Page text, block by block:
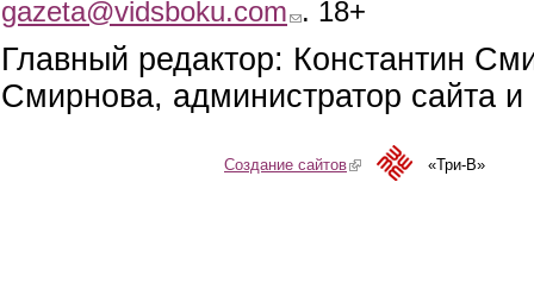
gazeta@vidsboku.com . 18+
Главный редактор: Константин
Смирнова, администратор сайта
Создание сайтов(link is external)«Три-В»